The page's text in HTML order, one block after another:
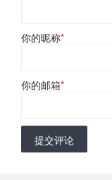
你的昵称*
你的邮箱*
提交评论